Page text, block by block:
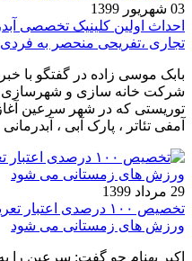
03 شهریور 1399
احداث اولین کلینیک تخصصی
تجاری ،تفریحی منحصر به
بابک موسی زاده در گفتگو با
شرکت خانه سازی و شهرسازی
توریستی که در شهر سرعین
آمفی تئاتر ، پارک آبی ،
29 مرداد 1399
تخصیص ۱۰۰ درصدی
ورزش های زمستانی می شود
اکبر بهنام جو گفت: سرعین